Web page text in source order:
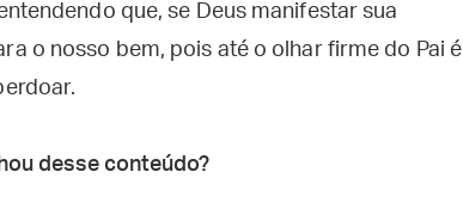
que, se Deus manifestar sua
o nosso bem, pois até o olhar firme do Pai é
desse conteúdo?